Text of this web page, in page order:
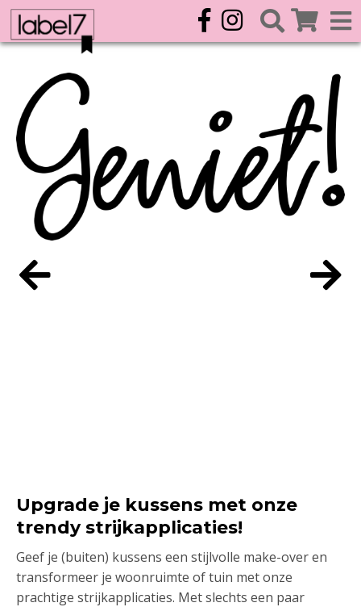
Upgrade je kussens met onze
trendy strijkapplicaties!
Geef je (buiten) kussens een stijlvolle make-over en
transformeer je woonruimte of tuin met onze
prachtige strijkapplicaties. Met slechts een paar